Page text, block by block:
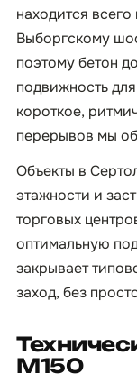
находится
Выборгскому
поэтому бетон
подвижность
короткое,
перерывов мы
Объекты в
этажности и
торговых
оптимальную
закрывает
заход, без
М150